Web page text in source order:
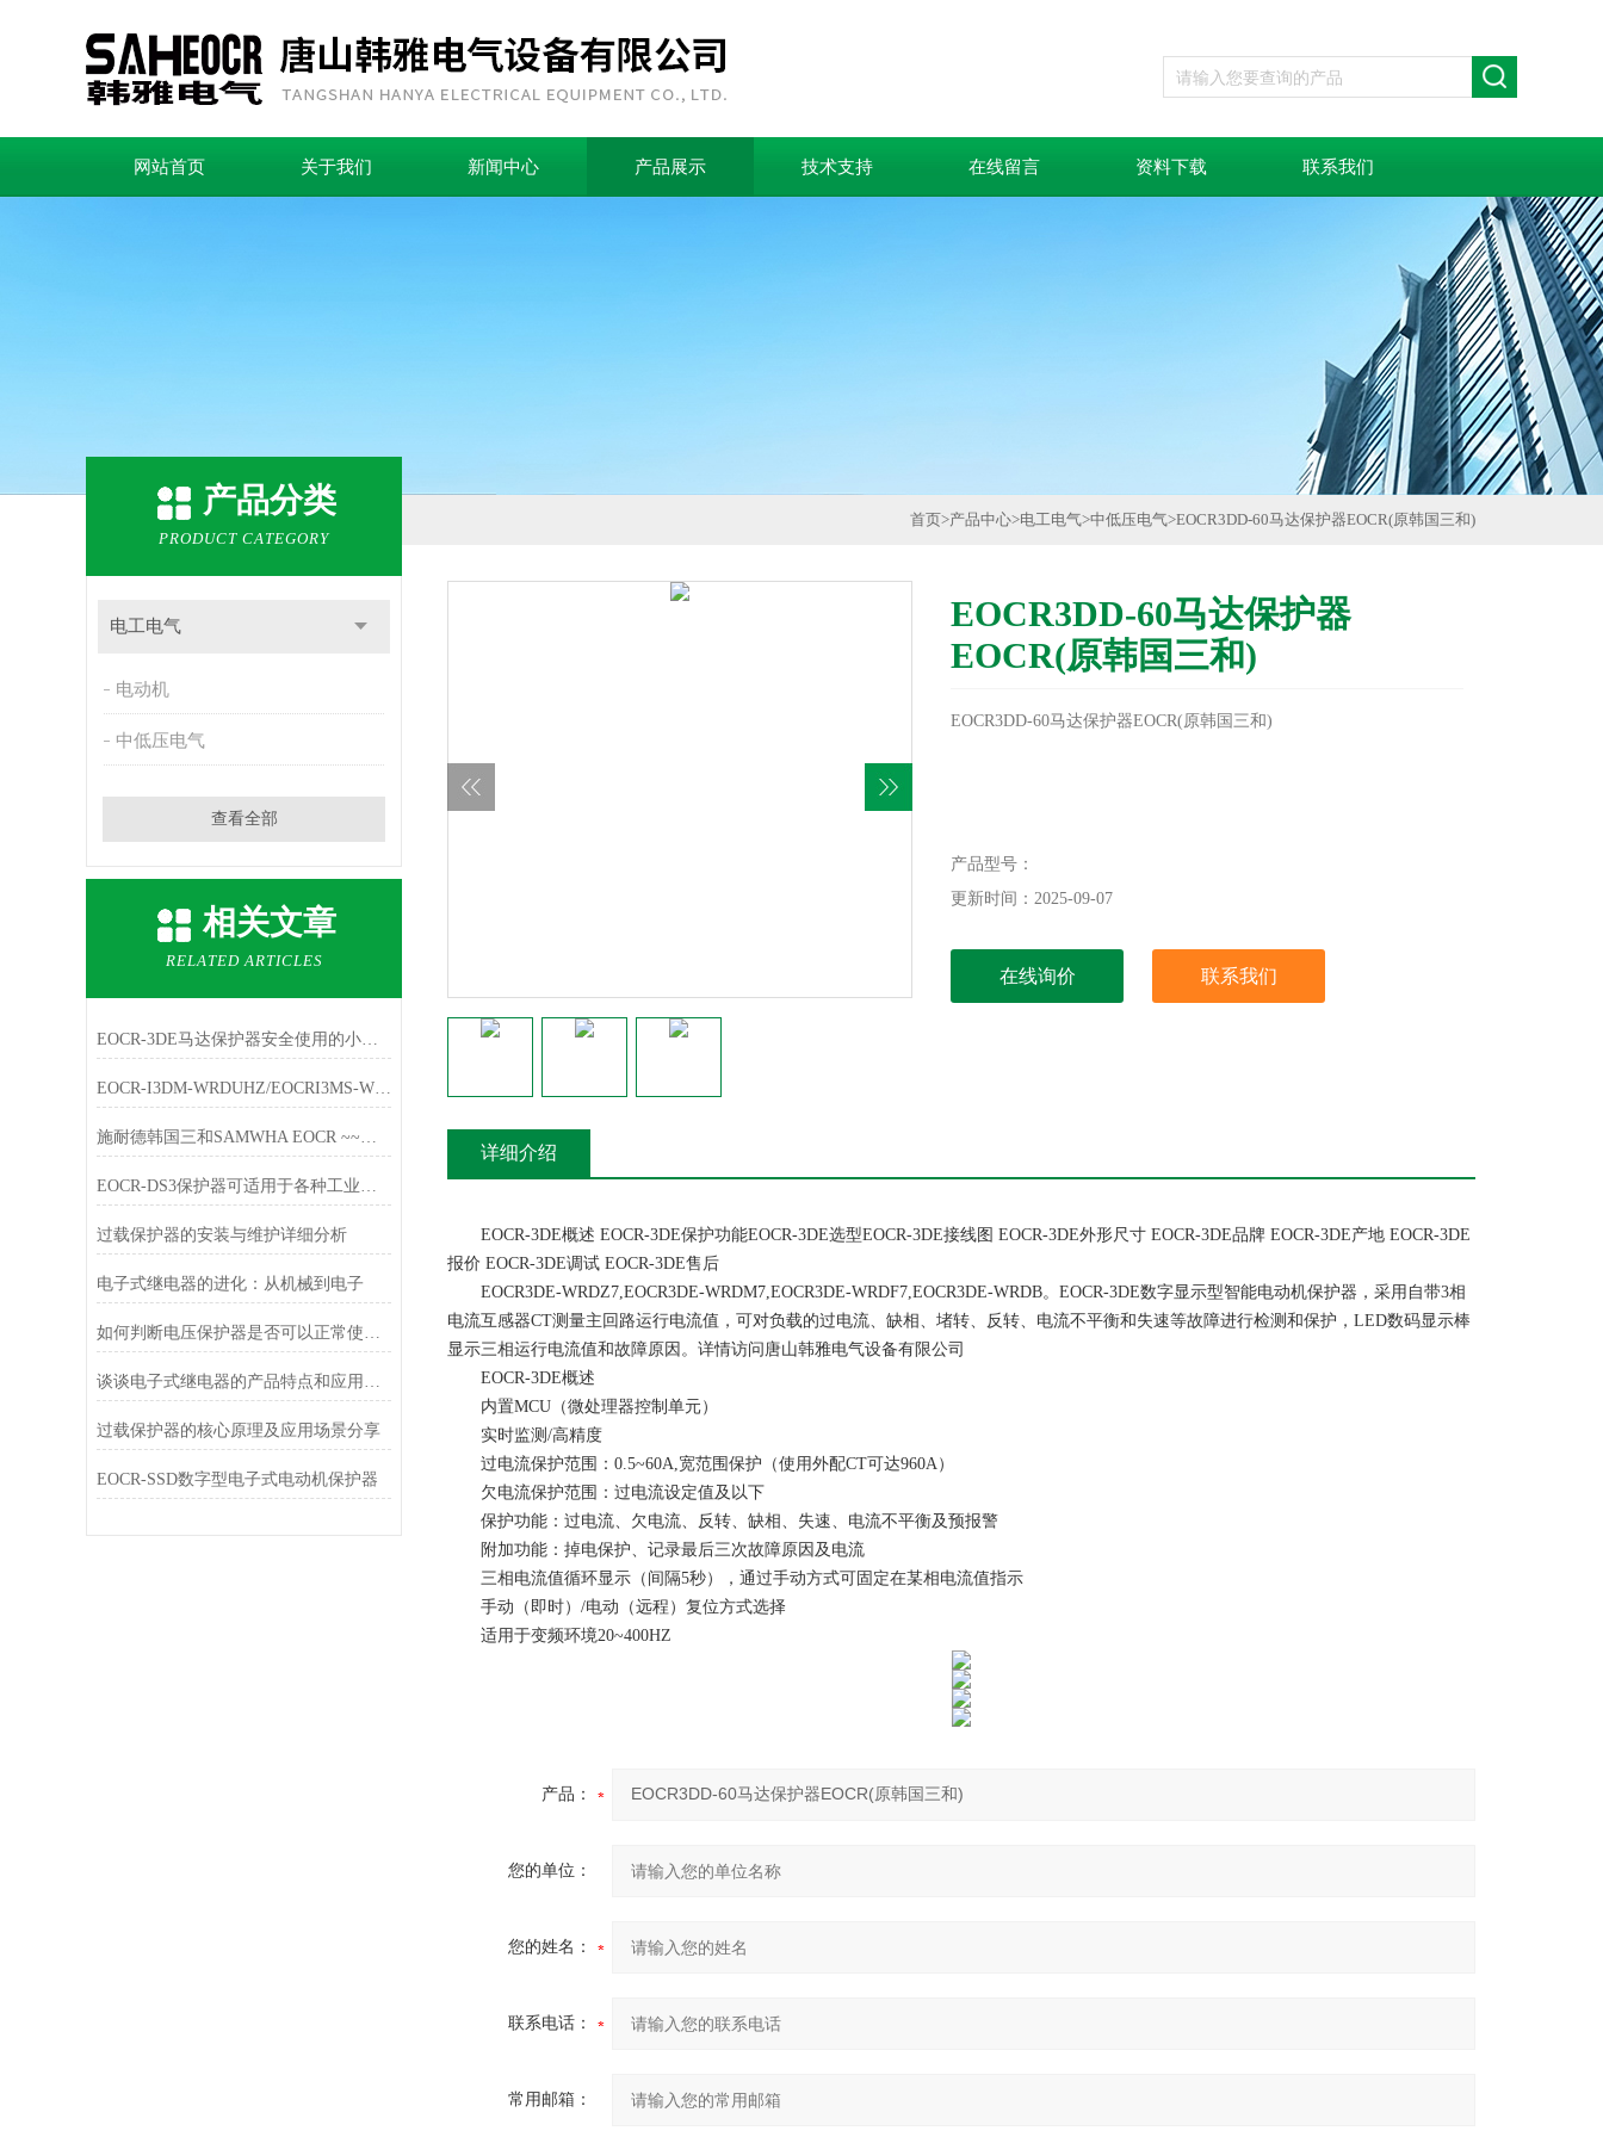
网站首页 关于我们 新闻中心 产品展示 技术支持 在线留言 资料下载 联系我们
产品分类
PRODUCT CATEGORY
电工电气
电动机
中低压电气
查看全部
相关文章
RELATED ARTICLES
EOCR-3DE马达保护器安全使用的小技巧分享
EOCR-I3DM-WRDUHZ/EOCRI3MS-WRDUHZ施耐德原装电动机保护器简介
施耐德韩国三和SAMWHA EOCR ~~唐山韩雅电气春节放假通知
EOCR-DS3保护器可适用于各种工业环境中
过载保护器的安装与维护详细分析
电子式继电器的进化：从机械到电子
如何判断电压保护器是否可以正常使用？
谈谈电子式继电器的产品特点和应用行业
过载保护器的核心原理及应用场景分享
EOCR-SSD数字型电子式电动机保护器
首页>产品中心>电工电气>中低压电气>EOCR3DD-60马达保护器EOCR(原韩国三和)
EOCR3DD-60马达保护器
EOCR(原韩国三和)
EOCR3DD-60马达保护器EOCR(原韩国三和)
产品型号：
更新时间：2025-09-07
在线询价 联系我们
详细介绍
EOCR-3DE概述 EOCR-3DE保护功能EOCR-3DE选型EOCR-3DE接线图 EOCR-3DE外形尺寸 EOCR-3DE品牌 EOCR-3DE产地 EOCR-3DE
报价 EOCR-3DE调试 EOCR-3DE售后
EOCR3DE-WRDZ7,EOCR3DE-WRDM7,EOCR3DE-WRDF7,EOCR3DE-WRDB。EOCR-3DE数字显示型智能电动机保护器，采用自带3相
电流互感器CT测量主回路运行电流值，可对负载的过电流、缺相、堵转、反转、电流不平衡和失速等故障进行检测和保护，LED数码显示棒
显示三相运行电流值和故障原因。详情访问唐山韩雅电气设备有限公司
EOCR-3DE概述
内置MCU（微处理器控制单元）
实时监测/高精度
过电流保护范围：0.5~60A,宽范围保护（使用外配CT可达960A）
欠电流保护范围：过电流设定值及以下
保护功能：过电流、欠电流、反转、缺相、失速、电流不平衡及预报警
附加功能：掉电保护、记录最后三次故障原因及电流
三相电流值循环显示（间隔5秒），通过手动方式可固定在某相电流值指示
手动（即时）/电动（远程）复位方式选择
适用于变频环境20~400HZ
产品：
您的单位：
您的姓名：
联系电话：
常用邮箱：